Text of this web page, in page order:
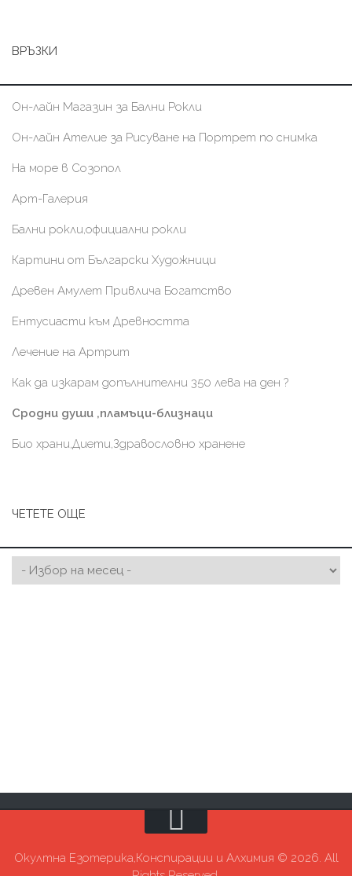
ВРЪЗКИ
Он-лайн Магазин за Бални Рокли
Он-лайн Ателие за Рисуване на Портрет по снимка
На море в Созопол
Арт-Галерия
Бални рокли,официални рокли
Картини от Български Художници
Древен Амулет Привлича Богатство
Ентусиасти към Древността
Лечение на Артрит
Как да изкарам допълнителни 350 лева на ден ?
Сродни души ,пламъци-близнаци
Био храни,Диети,Здравословно хранене
ЧЕТЕТЕ ОЩЕ
Окултна Езотерика,Конспирации и Алхимия © 2026. All